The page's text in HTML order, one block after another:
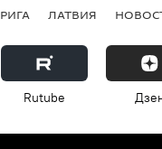
РИГА ЛАТВИЯ
Rutube